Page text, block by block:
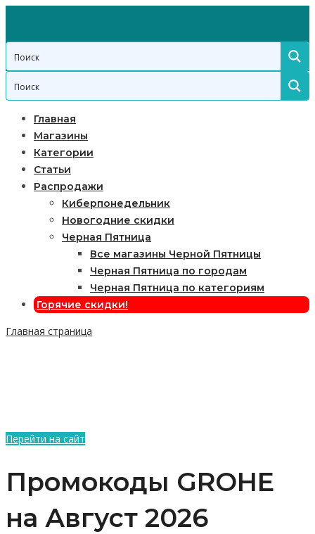
Главная
Магазины
Категории
Статьи
Распродажи
Киберпонедельник
Новогодние скидки
Черная Пятница
Все магазины Черной Пятницы
Черная Пятница по городам
Черная Пятница по категориям
Горячие скидки!
Главная страница
Перейти на сайт
Промокоды GROHE
на Август 2026